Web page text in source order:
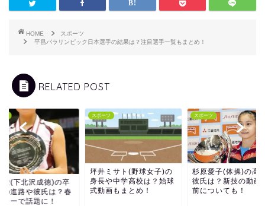
HOME
スポーツ
平昌パラリンピック日本選手の結果は？注目選手一覧もまとめ！
RELATED POST
愛(下北沢成徳)の卒
の進路や彼氏は？春
レーで話題に！
スポーツ
坪井ミサト(野球女子)の
身長や中学高校は？始球
式動画もまとめ！
スポーツ
杉原愛子(体操)の高
彼氏は？新技の動画
前についても！